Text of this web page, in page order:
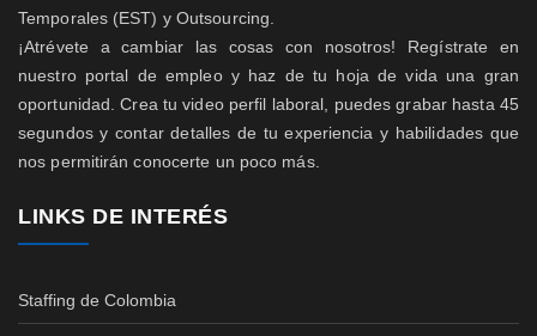
Temporales (EST) y Outsourcing.
¡Atrévete a cambiar las cosas con nosotros! Regístrate en
nuestro portal de empleo y haz de tu hoja de vida una gran
oportunidad. Crea tu video perfil laboral, puedes grabar hasta 45
segundos y contar detalles de tu experiencia y habilidades que
nos permitirán conocerte un poco más.
LINKS DE INTERÉS
Staffing de Colombia